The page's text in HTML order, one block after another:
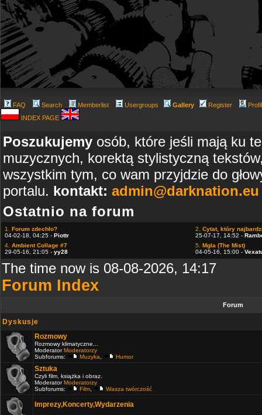
FAQ Search Memberlist Usergroups Gallery Register
INDEX PAGE
Poszukujemy osób, które jeśli mają ku
muzycznych, korektą stylistyczną
wszystkim tym, co wam przyjdzie do
portalu. kontakt: admin@darknation.eu
Ostatnio na forum
1. Forum zdechło?
04-02-18, 04:25 - Piottr
2. Cytat, który
25-07-17, 14:52 -
4. Ambient Collage #7
29-05-16, 21:05 - yy28
5. Mgla (The Mist)
04-05-16, 15:00 -
The time now is 08-08-2026, 14:17
Forum Index
Forum
Dyskusje
Rozmowy
Rozmowy klimatyczne...
ModeratorModeratorzy
Subforums:
Muzyka Humor
Sztuka
Czyli film, książka i obraz.
ModeratorModeratorzy
Subforums:
Film Wasza twórczość
Imprezy,Koncerty,Wydarzenia